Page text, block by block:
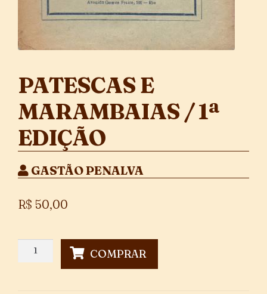
PATESCAS E
MARAMBAIAS / 1ª
EDIÇÃO
GASTÃO PENALVA
R$ 50,00
Patescas
Marambaias
COMPRAR